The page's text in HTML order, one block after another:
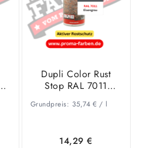
Dupli Color Rust
Stop RAL 7011
Grundpreis: 35,74 €/ l
14,29€